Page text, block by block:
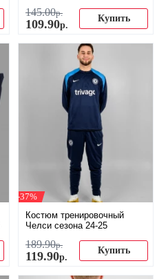
145.00р.
109.90р.
Купить
-37%
Костюм тренировочный
Челси сезона 24-25
189.90р.
119.90р.
Купить